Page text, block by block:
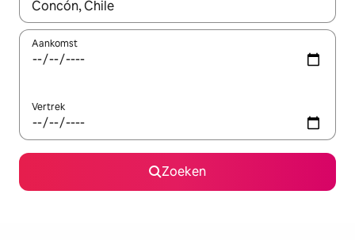
Wanneer er suggesties beschikbaar zijn, maak je een keuze
Aankomst
Vertrek
Zoeken